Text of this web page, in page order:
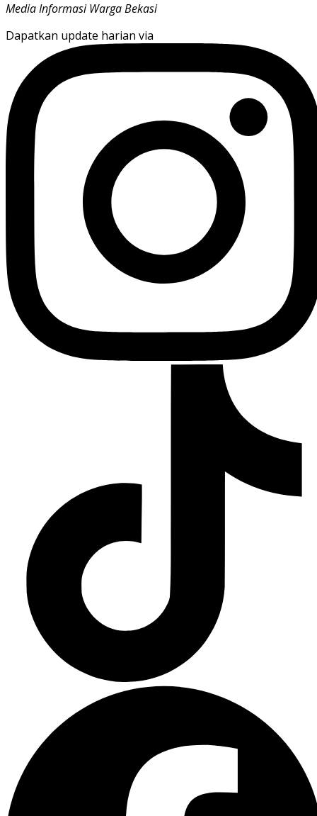
Media Informasi Warga Bekasi
Dapatkan update harian via